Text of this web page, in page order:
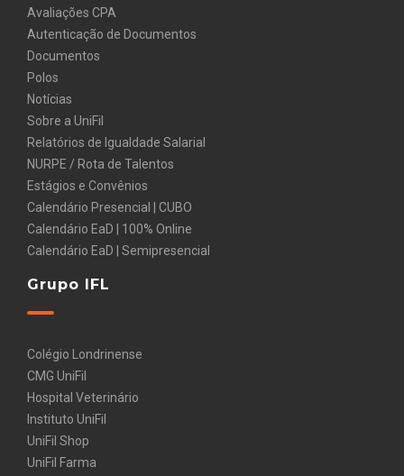
Avaliações CPA
Autenticação de Documentos
Documentos
Polos
Notícias
Sobre a UniFil
Relatórios de Igualdade Salarial
NURPE / Rota de Talentos
Estágios e Convênios
Calendário Presencial | CUBO
Calendário EaD | 100% Online
Calendário EaD | Semipresencial
Grupo IFL
Colégio Londrinense
CMG UniFil
Hospital Veterinário
Instituto UniFil
UniFil Shop
UniFil Farma